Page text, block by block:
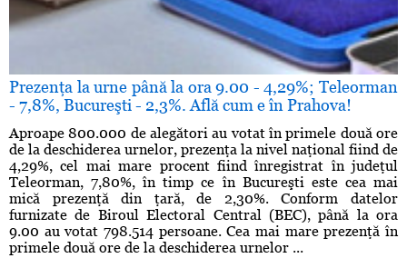
Prezenţa la urne până la ora 9.00 - 4,29%; Teleorman
- 7,8%, Bucureşti - 2,3%. Află cum e în Prahova!
Aproape 800.000 de alegători au votat în primele două ore
de la deschiderea urnelor, prezenţa la nivel naţional fiind de
4,29%, cel mai mare procent fiind înregistrat în judeţul
Teleorman, 7,80%, în timp ce în Bucureşti este cea mai
mică prezenţă din ţară, de 2,30%. Conform datelor
furnizate de Biroul Electoral Central (BEC), până la ora
9.00 au votat 798.514 persoane. Cea mai mare prezenţă în
primele două ore de la deschiderea urnelor ...